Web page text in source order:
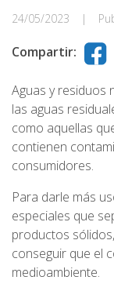
24/05/2023 |
Compartir:
Aguas y residuos
las aguas
como aquellas
contienen
consumidores.
Para darle más
especiales que
productos
conseguir que el
medioambiente.